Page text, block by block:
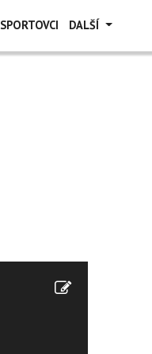
SPORTOVCI DALŠÍ